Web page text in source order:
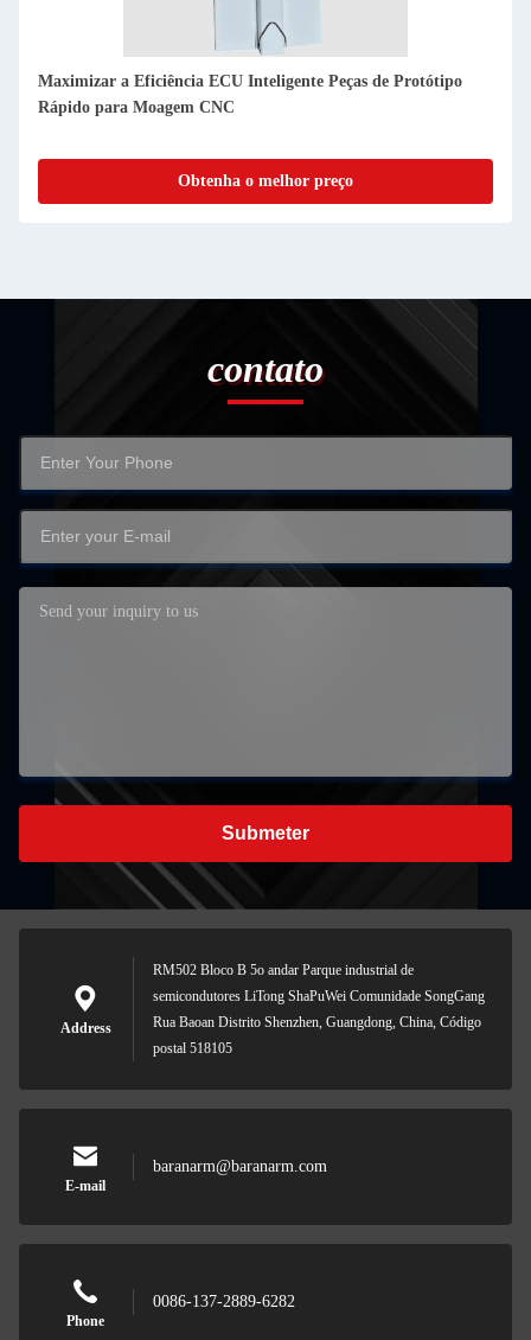
Moagem CNC avançada para fabricação de protótipos de
ECUs inteligentes
Obtenha o melhor preço
contato
Submeter
Address
RM502 Bloco B 5o andar Parque industrial de
semicondutores LiTong ShaPuWei Comunidade SongGang
Rua Baoan Distrito Shenzhen, Guangdong, China, Código
postal 518105
E-mail
baranarm@baranarm.com
Phone
0086-137-2889-6282